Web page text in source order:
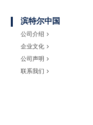
滨特尔中国
公司介绍
企业文化
公司声明
联系我们